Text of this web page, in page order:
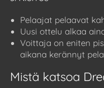
Pelaajat pelaavat
Uusi ottelu alkaa
Voittaja on eniten
aikana kerännyt
Mistä katsoa